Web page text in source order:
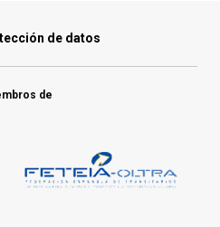
de datos
de